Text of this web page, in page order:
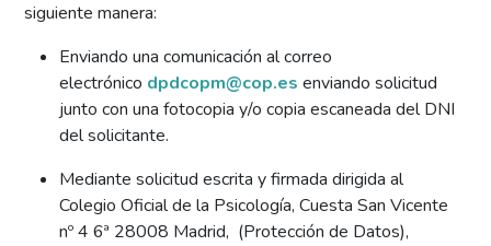
siguiente manera:
Enviando una comunicación al correo
electrónico dpdcopm@cop.es enviando solicitud
junto con una fotocopia y/o copia escaneada del DNI
del solicitante.
Mediante solicitud escrita y firmada dirigida al
Colegio Oficial de la Psicología, Cuesta San Vicente
nº 4 6ª 28008 Madrid, (Protección de Datos),